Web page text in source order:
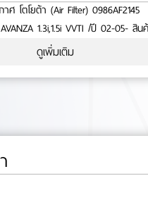
กรองอากาศ โตโยต้า (Air Filter) 0986AF2145
1.3i,1.5i VVTI /ปี 02-05- สิ
มาตารฐาน BOSCH No.0-55-70
ดูเพิ่มเติม